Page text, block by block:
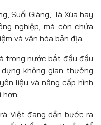
Suối Giàng, Tà Xùa hay
nghiệp, mà còn chứa
và văn hóa bản địa.
trong nước bắt đầu đầu
không gian thưởng
liệu và nâng cấp hình
hơn.
Việt đang dần bước ra